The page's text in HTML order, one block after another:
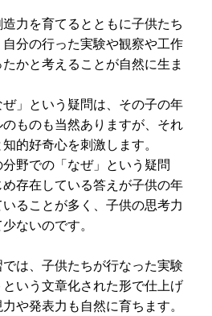
力を育てるとともに子供たち
分の行った実験や観察や工作
かと考えることが自然に生ま
」という疑問は、その子の年
ものも当然ありますが、それ
的好奇心を刺激します。
野での「なぜ」という疑問
存在している答えが子供の年
ることが多く、子供の思考力
ないのです。
は、子供たちが行なった実験
いう文章化された形で仕上げ
や発表力も自然に育ちます。